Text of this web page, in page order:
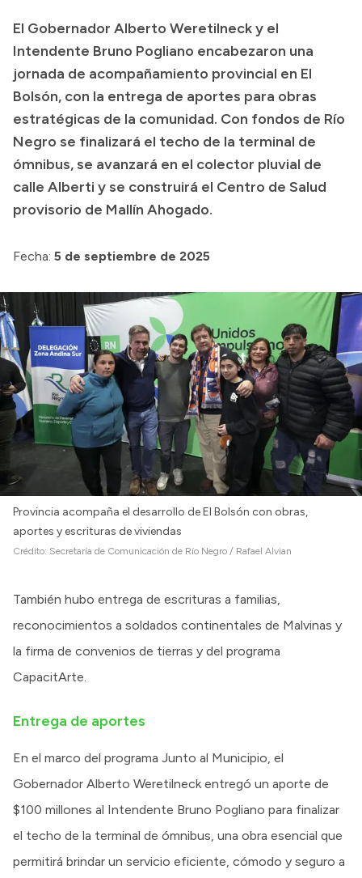
Boletín Oficial
Compras y licitaciones
Consulta de expedientes
Consulta de pago a proveedores
Convocatorias
Intranet
El Gobernador Alberto Weretilneck y el
Intendente Bruno Pogliano encabezaron una
jornada de acompañamiento provincial en El
Bolsón, con la entrega de aportes para obras
estratégicas de la comunidad. Con fondos de Río
Negro se finalizará el techo de la terminal de
ómnibus, se avanzará en el colector pluvial de
calle Alberti y se construirá el Centro de Salud
provisorio de Mallín Ahogado.
Fecha: 5 de septiembre de 2025
Provincia acompaña el desarrollo de El Bolsón con obras,
aportes y escrituras de viviendas
Crédito: Secretaría de Comunicación de Río Negro / Rafael Alvian
También hubo entrega de escrituras a familias,
reconocimientos a soldados continentales de Malvinas y
la firma de convenios de tierras y del programa
CapacitArte.
Entrega de aportes
En el marco del programa Junto al Municipio, el
Gobernador Alberto Weretilneck entregó un aporte de
$100 millones al Intendente Bruno Pogliano para finalizar
el techo de la terminal de ómnibus, una obra esencial que
permitirá brindar un servicio eficiente, cómodo y seguro a